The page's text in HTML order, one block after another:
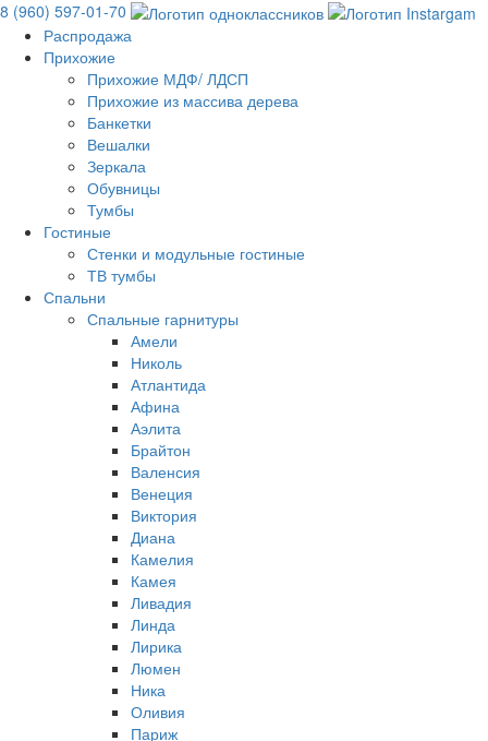
8 (960) 597-01-70
Распродажа
Прихожие
Прихожие МДФ/ ЛДСП
Прихожие из массива дерева
Банкетки
Вешалки
Зеркала
Обувницы
Тумбы
Гостиные
Стенки и модульные гостиные
ТВ тумбы
Спальни
Спальные гарнитуры
Амели
Николь
Атлантида
Афина
Аэлита
Брайтон
Валенсия
Венеция
Виктория
Диана
Камелия
Камея
Ливадия
Линда
Лирика
Люмен
Ника
Оливия
Париж